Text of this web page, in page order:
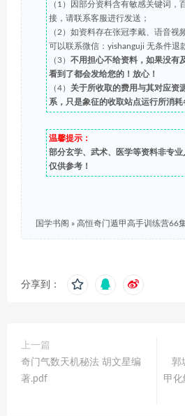
（1）因部分资料含有敏感关键词，
接，请联系客服进行发送；
（2）如资料存在张冠李戴、语音视
可以联系微信：yishanguji 无条件退
（3） 不用担心不给资料，如果没有
看到了都会发给您的！放心！
（4） 关于所收取的费用与其对应资
系，只是象征的收取站点运行所消耗
温馨提示：
部分玄学、武术、医学等资料非专业
仅供参考！
国学书阁 » 高恒奇门遁甲高手训练营66
分享到：
上一篇
奇门气数天机秘法 胡文星编
著.pdf
郭
甲